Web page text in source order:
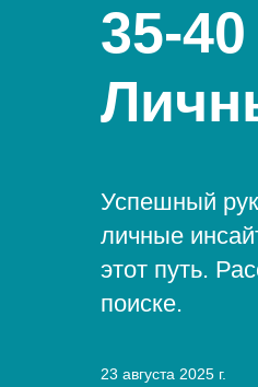
35-
Успешный
личные
этот путь.
поиске.
23 августа 2025 г.